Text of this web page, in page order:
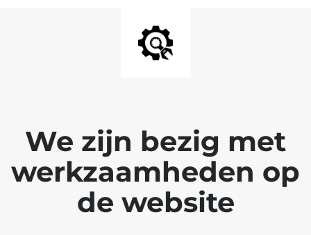
We zijn bezig met
werkzaamheden op
de website